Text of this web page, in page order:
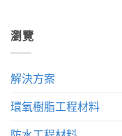
瀏覽
解決方案
環氧樹脂工程材料